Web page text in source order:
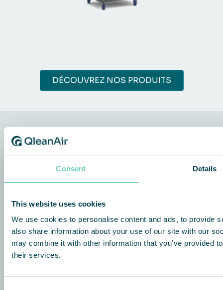
Consent Details
This website uses cookies
We use cookies to personalise content and ads, to provide
also share information about your use of our site with our
may combine it with other information that you’ve provided
their services.
DÉCOUVREZ NOS PRODUITS
QleanAir Scandinavia
QleanAir Scandinavian France
30 Rue Godot de Mauroy
France
+33 153 304 153
info@qleanair.fr
Airport Plaza – Stockholm Building